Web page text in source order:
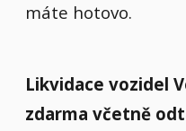
máte hotovo.
Likvidace vozidel
zdarma včetně